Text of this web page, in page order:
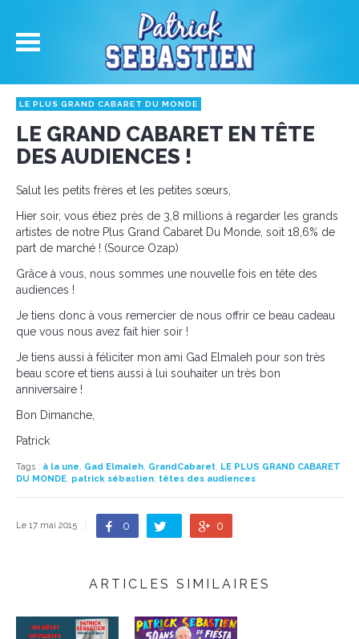
LE PLUS GRAND CABARET DU MONDE
LE GRAND CABARET EN TÊTE
DES AUDIENCES !
Salut les petits frères et les petites sœurs,
Hier soir, vous étiez près de 3,8 millions à regarder les grands
artistes de notre Plus Grand Cabaret Du Monde, soit 18,6% de
part de marché ! (Source Ozap)
Grâce à vous, nous sommes une nouvelle fois en tête des
audiences !
Je tiens donc à vous remercier de nous offrir ce beau cadeau
que vous nous avez fait hier soir !
Je tiens aussi à féliciter mon ami Gad Elmaleh pour son très
beau score et tiens aussi à lui souhaiter un très bon
anniversaire !
Bon Dimanche,
Patrick
Tags : à la une, Gad Elmaleh, GrandCabaret, LE PLUS GRAND CABARET
DU MONDE, patrick sébastien, têtes des audiences
Le 17 mai 2015 0 0
ARTICLES SIMILAIRES